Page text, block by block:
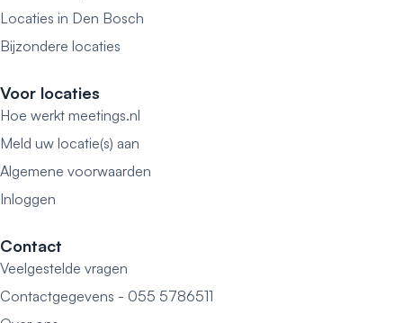
Locaties in Den Bosch
Bijzondere locaties
Voor locaties
Hoe werkt meetings.nl
Meld uw locatie(s) aan
Algemene voorwaarden
Inloggen
Contact
Veelgestelde vragen
Contactgegevens - 055 5786511